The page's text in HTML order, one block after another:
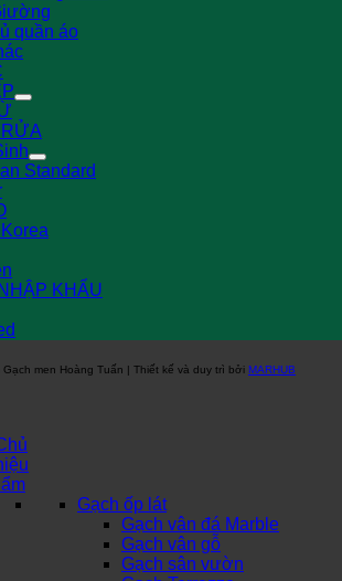
quần áo
Standard
KHẨU
Gạch men Hoàng Tuấn | Thiết kế và duy trì bởi MARHUB
Gạch ốp lát
Gạch vân đá Marble
Gạch vân gỗ
Gạch sân vườn